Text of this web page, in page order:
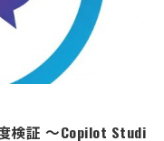
検証 〜Copilot Studi